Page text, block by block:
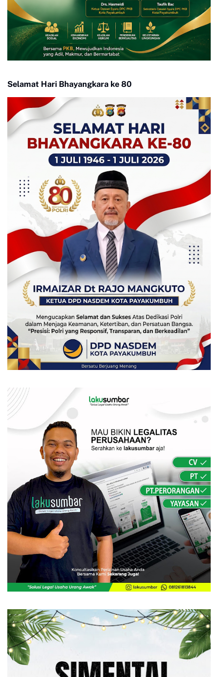
Selamat Hari Bhayangkara ke 80